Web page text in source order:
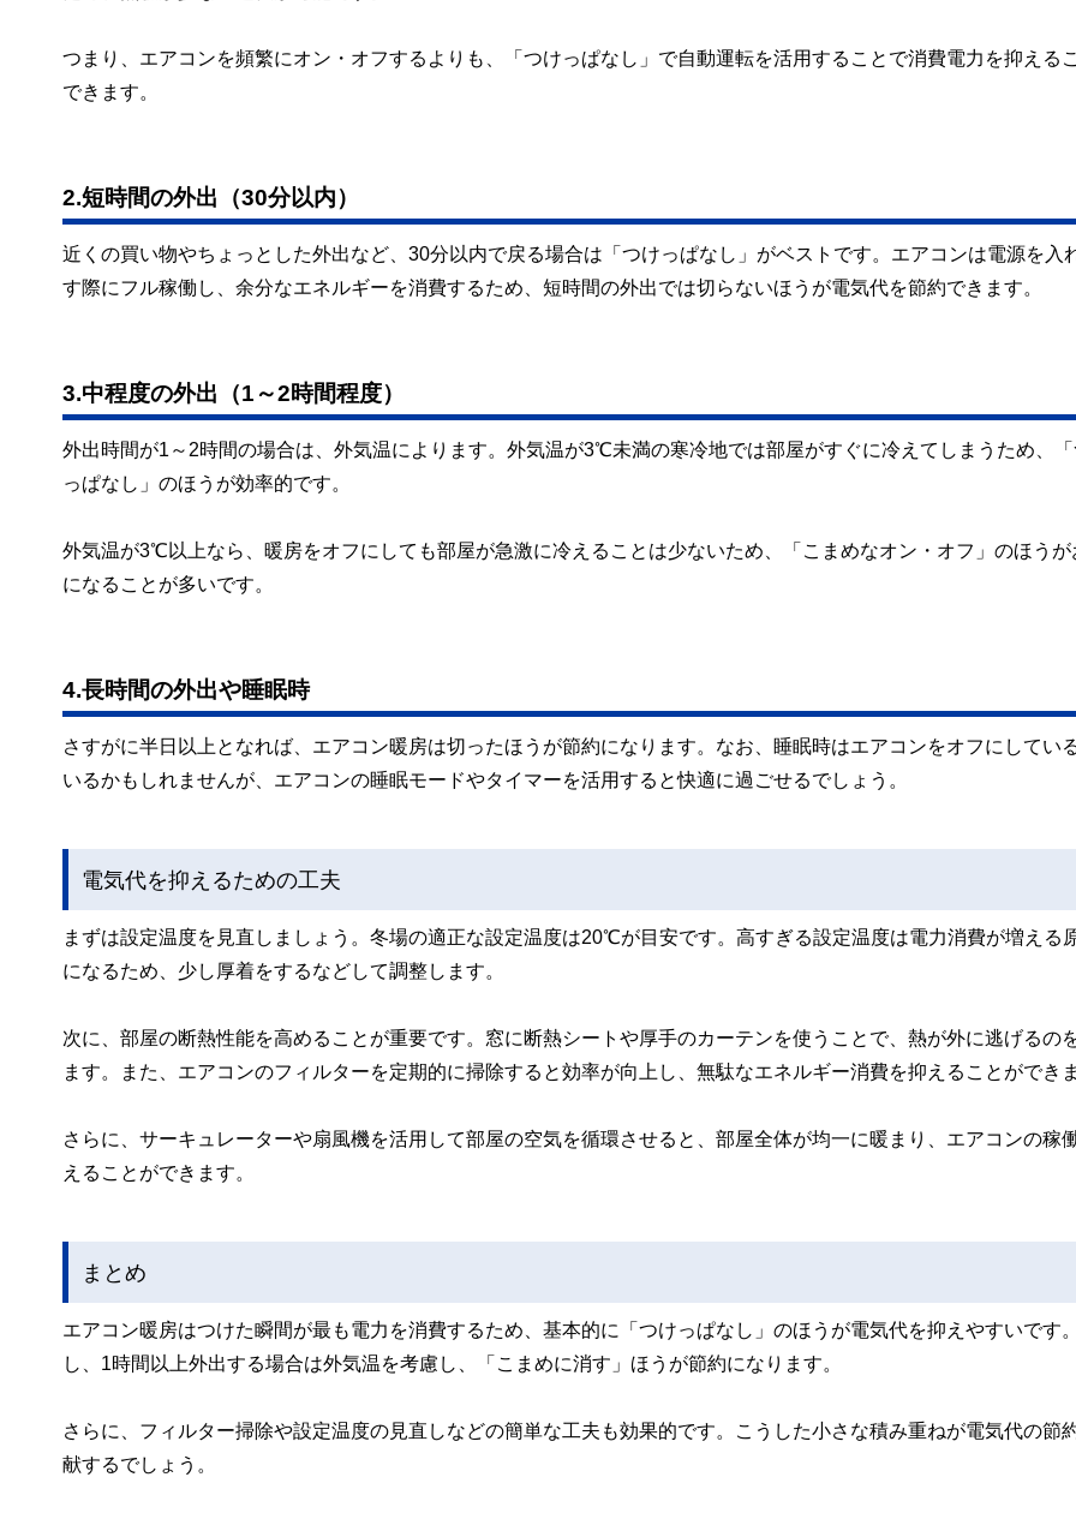
つまり、エアコンを頻繁にオン・オフするよりも、「つけっぱなし」で自動運転を活用することで消費電力を抑える
できます。
2.短時間の外出（30分以内）
近くの買い物やちょっとした外出など、30分以内で戻る場合は「つけっぱなし」がベストです。エアコンは電源を入
す際にフル稼働し、余分なエネルギーを消費するため、短時間の外出では切らないほうが電気代を節約できます。
3.中程度の外出（1～2時間程度）
外出時間が1～2時間の場合は、外気温によります。外気温が3℃未満の寒冷地では部屋がすぐに冷えてしまうため、「
っぱなし」のほうが効率的です。
外気温が3℃以上なら、暖房をオフにしても部屋が急激に冷えることは少ないため、「こまめなオン・オフ」のほうが
になることが多いです。
4.長時間の外出や睡眠時
さすがに半日以上となれば、エアコン暖房は切ったほうが節約になります。なお、睡眠時はエアコンをオフにしてい
いるかもしれませんが、エアコンの睡眠モードやタイマーを活用すると快適に過ごせるでしょう。
電気代を抑えるための工夫
まずは設定温度を見直しましょう。冬場の適正な設定温度は20℃が目安です。高すぎる設定温度は電力消費が増える
になるため、少し厚着をするなどして調整します。
次に、部屋の断熱性能を高めることが重要です。窓に断熱シートや厚手のカーテンを使うことで、熱が外に逃げるの
ます。また、エアコンのフィルターを定期的に掃除すると効率が向上し、無駄なエネルギー消費を抑えることができま
さらに、サーキュレーターや扇風機を活用して部屋の空気を循環させると、部屋全体が均一に暖まり、エアコンの稼
えることができます。
まとめ
エアコン暖房はつけた瞬間が最も電力を消費するため、基本的に「つけっぱなし」のほうが電気代を抑えやすいです
し、1時間以上外出する場合は外気温を考慮し、「こまめに消す」ほうが節約になります。
さらに、フィルター掃除や設定温度の見直しなどの簡単な工夫も効果的です。こうした小さな積み重ねが電気代の節
献するでしょう。